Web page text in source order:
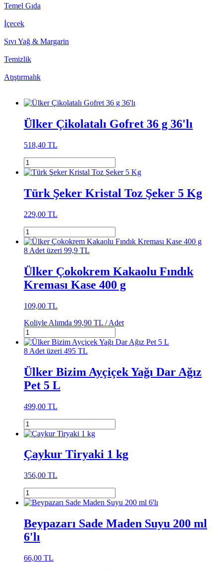
Temel Gıda
İçecek
Sıvı Yağ & Margarin
Temizlik
Atıştırmalık
Ülker Çikolatalı Gofret 36 g 36'lı
518,40 TL
Türk Şeker Kristal Toz Şeker 5 Kg
229,00 TL
8 Adet üzeri 99,9 TL
Ülker Çokokrem Kakaolu Fındık
Kreması Kase 400 g
109,00 TL
Koliyle Alımda 99,90 TL /Adet
8 Adet üzeri 495 TL
Ülker Bizim Ayçiçek Yağı Dar Ağız
Pet 5 L
499,00 TL
Çaykur Tiryaki 1 kg
356,00 TL
Beypazarı Sade Maden Suyu 200 ml
6'lı
66,00 TL